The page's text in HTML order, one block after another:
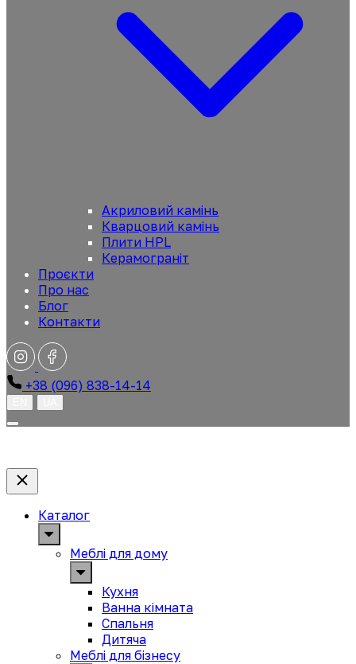
Акриловий камінь
Кварцовий камінь
Плити HPL
Керамограніт
Проєкти
Про нас
Блог
Контакти
+38 (096) 838-14-14
Каталог
Меблі для дому
Кухня
Ванна кімната
Спальня
Дитяча
Меблі для бізнесу